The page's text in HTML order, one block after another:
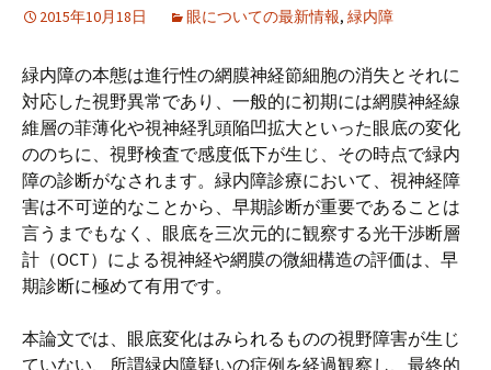
ス
ッ
プ
2015年10月18日 眼についての最新情報, 緑内障
緑内障の本態は進行性の網膜神経節細胞の消失とそれに
対応した視野異常であり、一般的に初期には網膜神経線
維層の菲薄化や視神経乳頭陥凹拡大といった眼底の変化
ののちに、視野検査で感度低下が生じ、その時点で緑内
障の診断がなされます。緑内障診療において、視神経障
害は不可逆的なことから、早期診断が重要であることは
言うまでもなく、眼底を三次元的に観察する光干渉断層
計（OCT）による視神経や網膜の微細構造の評価は、早
期診断に極めて有用です。
本論文では、眼底変化はみられるものの視野障害が生じ
ていない、所謂緑内障疑いの症例を経過観察し、最終的